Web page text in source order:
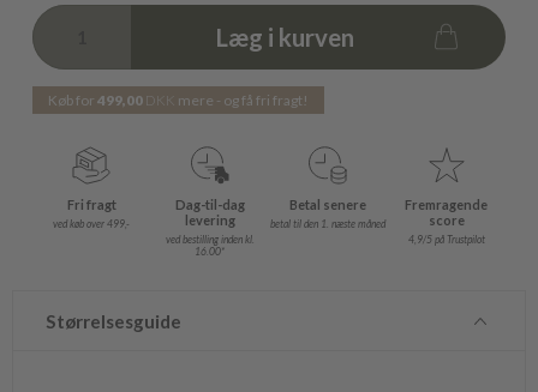
Læg i kurven
Køb for499,00 DKK mere - og få fri fragt!
Fri fragt
ved køb over 499,-
Dag-til-dag
levering
ved bestilling inden kl.
16.00*
Betal senere
betal til den 1. næste måned
Fremragende
score
4,9/5 på Trustpilot
Størrelsesguide